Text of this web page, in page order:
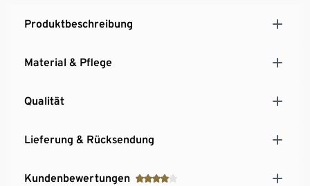
Produktbeschreibung
Material & Pflege
Qualität
Lieferung & Rücksendung
Kundenbewertungen